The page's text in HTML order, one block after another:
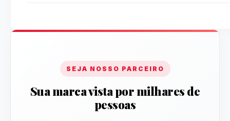
SEJA NOSSO PARCEIRO
Sua marca vista por milhares de
pessoas